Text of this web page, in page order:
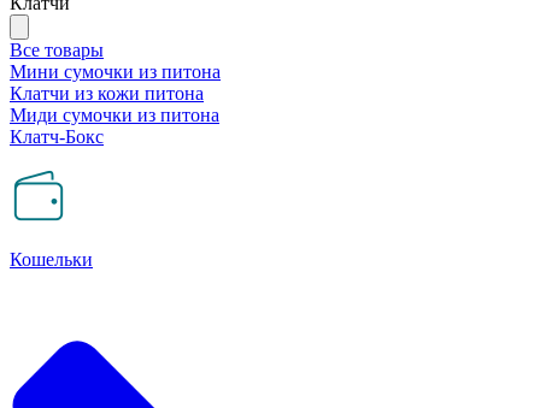
Все товары
Мини сумочки из питона
Клатчи из кожи питона
Миди сумочки из питона
Клатч-Бокс
Кошельки